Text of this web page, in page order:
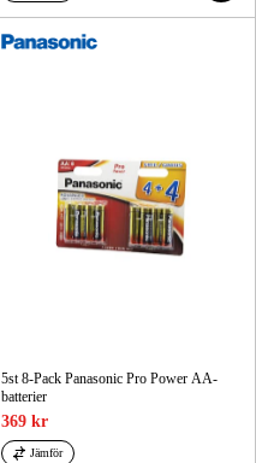
5st 8-Pack Panasonic Pro Power AA-
batterier
369 kr
Jämför